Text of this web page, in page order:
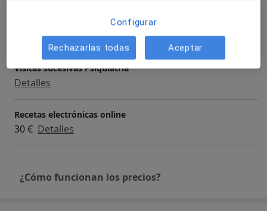
Otros datos de interés sobre mí como psiquiatra en
Valencia:
Miembro de la Sociedad Marcé Española de Salud
Mental Perinatal.
Miembro de la Sociedad de Psiquiatría de la
Comunidad Valenciana.
Miembro de la Sociedad Española de Patología Dual.
Miembro del grupo de trabajo de Trastorno Mental
Detalles
Visitas sucesivas Psiquiatría
Detalles
Recetas electrónicas online
30 € Detalles
¿Cómo funcionan los precios?
Configurar
Rechazarlas todas Aceptar